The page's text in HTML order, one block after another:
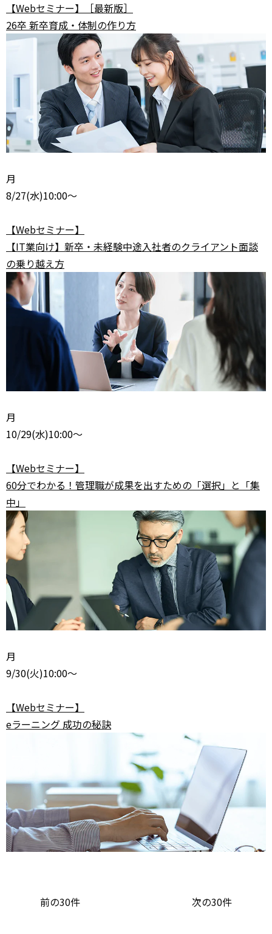
【Webセミナー】［最新版］
26卒 新卒育成・体制の作り方
月
8/27(水)10:00～
【Webセミナー】
【IT業向け】新卒・未経験中途入社者のクライアント面談
の乗り越え方
月
10/29(水)10:00～
【Webセミナー】
60分でわかる！管理職が成果を出すための「選択」と「集
中」
月
9/30(火)10:00～
【Webセミナー】
eラーニング 成功の秘訣
前の30件 次の30件